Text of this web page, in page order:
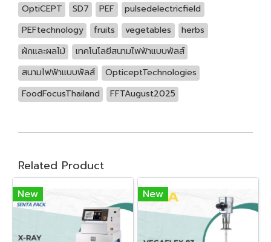
OptiCEPT SD7 PEF
pulsedelectricfield
PEFtechnology
fruits vegetables
herbs
ผักและผลไม้
เทคโนโลยีสนามไฟฟ้าแบบพัลส์
สนามไฟฟ้าแบบพัลส์
OpticeptTechnologies
FoodFocusThailand
FFTAugust2025
Related Product
New New